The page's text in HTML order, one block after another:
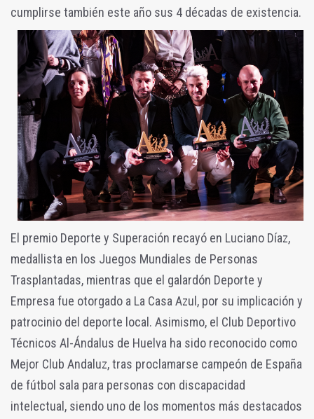
cumplirse también este año sus 4 décadas de existencia.
El premio Deporte y Superación recayó en Luciano Díaz,
medallista en los Juegos Mundiales de Personas
Trasplantadas, mientras que el galardón Deporte y
Empresa fue otorgado a La Casa Azul, por su implicación y
patrocinio del deporte local. Asimismo, el Club Deportivo
Técnicos Al-Ándalus de Huelva ha sido reconocido como
Mejor Club Andaluz, tras proclamarse campeón de España
de fútbol sala para personas con discapacidad
intelectual, siendo uno de los momentos más destacados